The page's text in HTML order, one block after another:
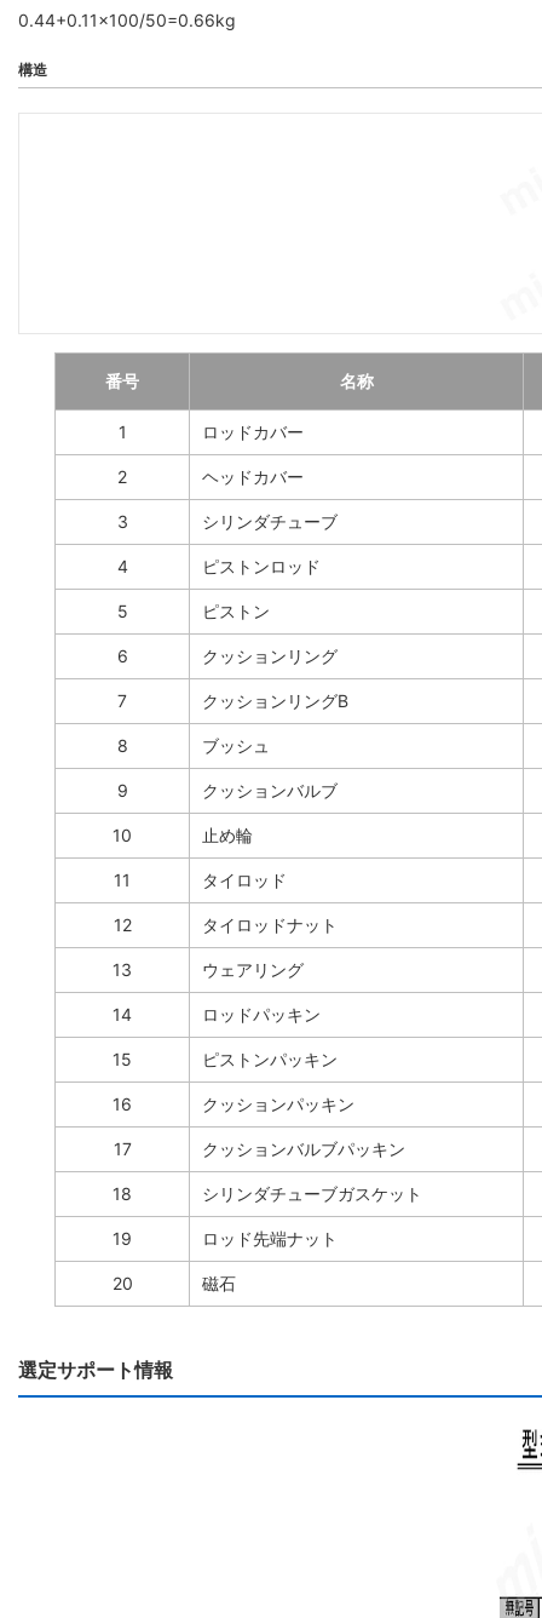
0.44+0.11×100/50=0.66kg
構造
番号 名称
1 ロッドカバー
2 ヘッドカバー
3 シリンダチューブ
4 ピストンロッド
5 ピストン
6 クッションリング
7 クッションリングB
8 ブッシュ
9 クッションバルブ
10 止め輪
11 タイロッド
12 タイロッドナット
13 ウェアリング
14 ロッドパッキン
15 ピストンパッキン
16 クッションパッキン
17 クッションバルブパッキン
18 シリンダチューブガスケット
19 ロッド先端ナット
20 磁石
選定サポート情報